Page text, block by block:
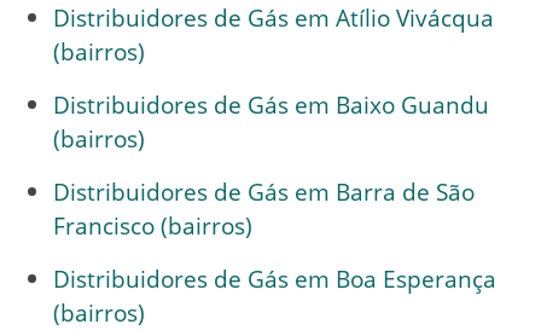
Distribuidores de Gás em Atílio Vivácqua
(bairros)
Distribuidores de Gás em Baixo Guandu
(bairros)
Distribuidores de Gás em Barra de São
Francisco (bairros)
Distribuidores de Gás em Boa Esperança
(bairros)